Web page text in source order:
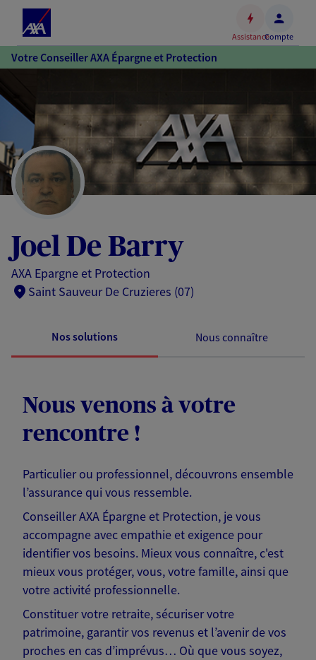
Accéder
au
Accéder
au
pied
de
page
AssistanceCompte
Votre Conseiller AXA Épargne et Protection
Joel De Barry
AXA Epargne et Protection
Saint Sauveur De Cruzieres (07)
Nos solutions Nous connaître
Nous venons à votre
rencontre !
Particulier ou professionnel, découvrons ensemble
l’assurance qui vous ressemble.
Conseiller AXA Épargne et Protection, je vous
accompagne avec empathie et exigence pour
identifier vos besoins. Mieux vous connaître, c'est
mieux vous protéger, vous, votre famille, ainsi que
votre activité professionnelle.
Constituer votre retraite, sécuriser votre
patrimoine, garantir vos revenus et l’avenir de vos
proches en cas d’imprévus… Où que vous soyez,